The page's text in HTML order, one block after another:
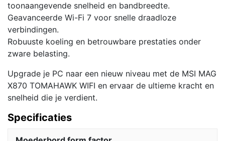
toonaangevende snelheid en bandbreedte.
Geavanceerde Wi-Fi 7 voor snelle draadloze
verbindingen.
Robuuste koeling en betrouwbare prestaties onder
zware belasting.
Upgrade je PC naar een nieuw niveau met de MSI MAG
X870 TOMAHAWK WIFI en ervaar de ultieme kracht en
snelheid die je verdient.
Specificaties